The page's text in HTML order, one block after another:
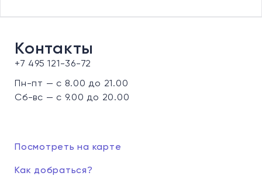
Контакты
+7 495 121-36-72
Пн-пт — с 8.00 до 21.00
Сб-вс — с 9.00 до 20.00
Посмотреть на карте
Как добраться?